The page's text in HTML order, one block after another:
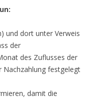
und dort unter Verweis
der
des Zuflusses der
Nachzahlung festgelegt
damit die